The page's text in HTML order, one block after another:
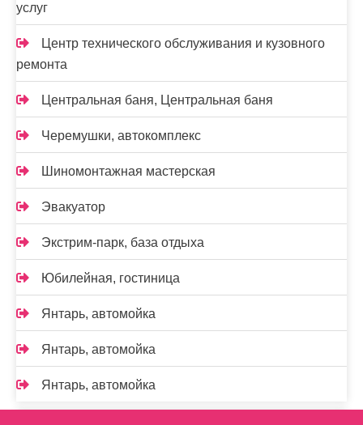
услуг
Центр технического обслуживания и кузовного
ремонта
Центральная баня, Центральная баня
Черемушки, автокомплекс
Шиномонтажная мастерская
Эвакуатор
Экстрим-парк, база отдыха
Юбилейная, гостиница
Янтарь, автомойка
Янтарь, автомойка
Янтарь, автомойка